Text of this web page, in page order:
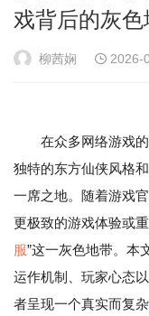
戏背后的灰
柳茜娴 2026-
在众多网络游戏
独特的东方仙侠风格
一席之地。随着游戏
更极致的游戏体验或
服”这一灰色地带。本
运作机制、玩家心态
者呈现一个真实而复杂